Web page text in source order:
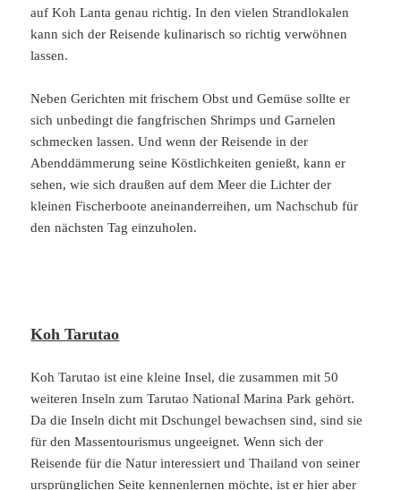
auf Koh Lanta genau richtig. In den vielen Strandlokalen
kann sich der Reisende kulinarisch so richtig verwöhnen
lassen.
Neben Gerichten mit frischem Obst und Gemüse sollte er
sich unbedingt die fangfrischen Shrimps und Garnelen
schmecken lassen. Und wenn der Reisende in der
Abenddämmerung seine Köstlichkeiten genießt, kann er
sehen, wie sich draußen auf dem Meer die Lichter der
kleinen Fischerboote aneinanderreihen, um Nachschub für
den nächsten Tag einzuholen.
Koh Tarutao
Koh Tarutao ist eine kleine Insel, die zusammen mit 50
weiteren Inseln zum Tarutao National Marina Park gehört.
Da die Inseln dicht mit Dschungel bewachsen sind, sind sie
für den Massentourismus ungeeignet. Wenn sich der
Reisende für die Natur interessiert und Thailand von seiner
ursprünglichen Seite kennenlernen möchte, ist er hier aber